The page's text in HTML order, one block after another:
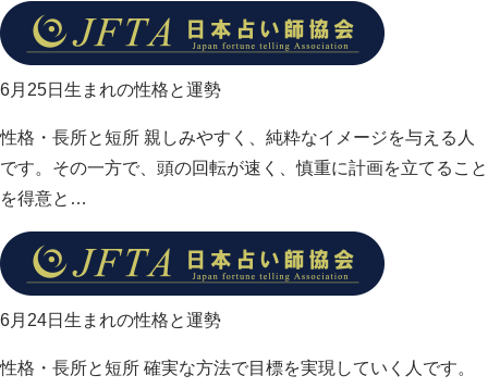
6月25日生まれの性格と運勢
性格・長所と短所 親しみやすく、純粋なイメージを与える人
です。その一方で、頭の回転が速く、慎重に計画を立てること
を得意と…
6月24日生まれの性格と運勢
性格・長所と短所 確実な方法で目標を実現していく人です。